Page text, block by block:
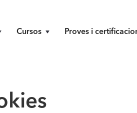
Cursos Proves i